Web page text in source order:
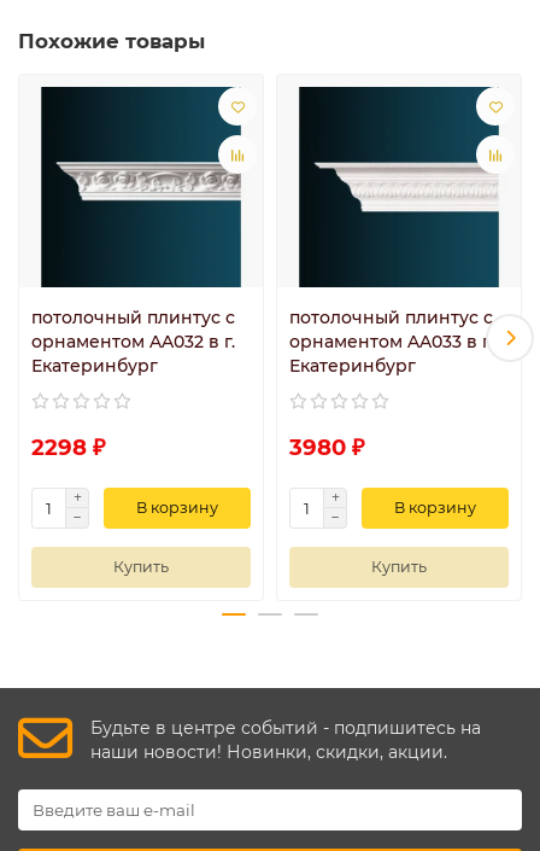
Похожие товары
потолочный плинтус с
орнаментом AA032 в г.
Екатеринбург
2298 ₽
В корзину
Купить
потолочный плинтус с
орнаментом AA033 в г.
Екатеринбург
3980 ₽
В корзину
Купить
Будьте в центре событий - подпишитесь на
наши новости! Новинки, скидки, акции.